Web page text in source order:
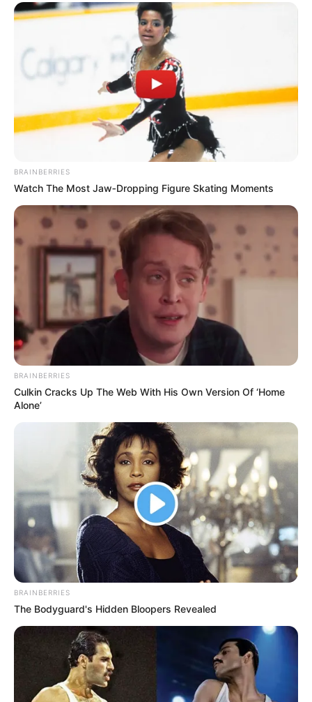
Újabb rekord – Hiába a Harcosok
Klubja, tarol Magyar Péter
August 20, 2025
BRAINBERRIES
Watch The Most Jaw‑Dropping Figure Skating Moments
BRAINBERRIES
Culkin Cracks Up The Web With His Own Version Of ‘Home
Alone’
BRAINBERRIES
The Bodyguard's Hidden Bloopers Revealed